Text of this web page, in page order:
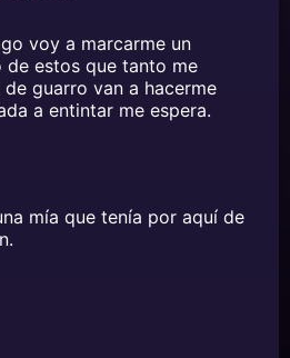
voy a marcarme un
estos que tanto me
guarro van a hacerme
a entintar me espera.
mía que tenía por aquí de